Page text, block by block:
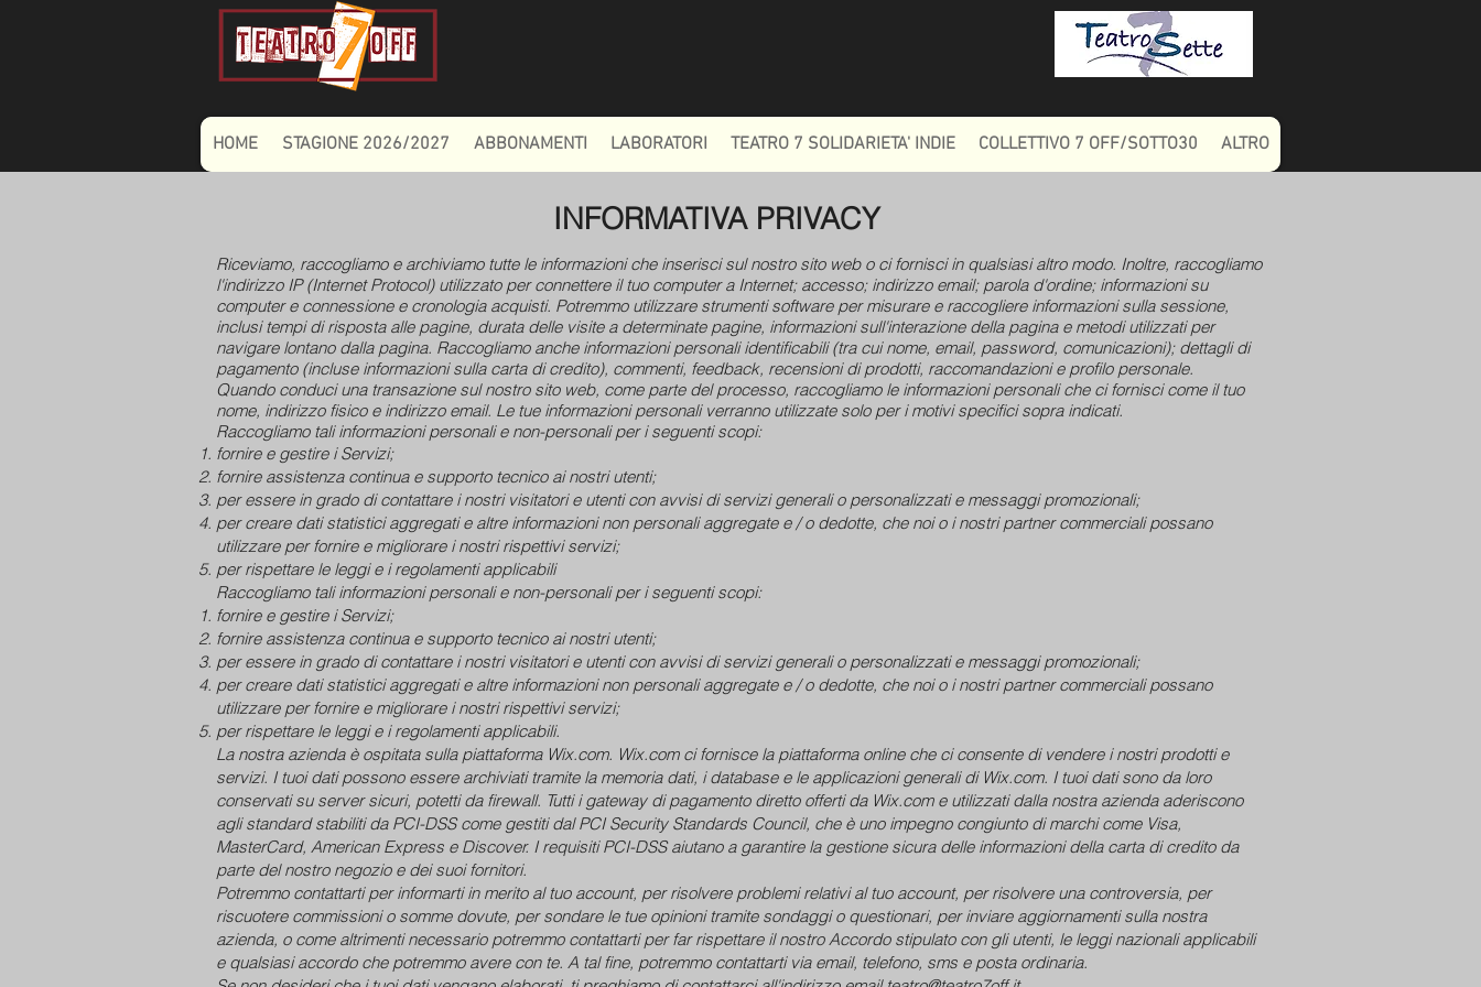
HOME STAGIONE 2026/2027 ABBONAMENTI LABORATORI TEATRO 7 SOLIDARIETA' INDIE COLLETTIVO 7 OFF/SOTTO30 ALTRO
INFORMATIVA PRIVACY
Riceviamo, raccogliamo e archiviamo tutte le informazioni che inserisci sul nostro sito web o ci fornisci in qualsiasi altro modo. Inoltre, raccogliamo
l'indirizzo IP (Internet Protocol) utilizzato per connettere il tuo computer a Internet; accesso; indirizzo email; parola d'ordine; informazioni su
computer e connessione e cronologia acquisti. Potremmo utilizzare strumenti software per misurare e raccogliere informazioni sulla sessione,
inclusi tempi di risposta alle pagine, durata delle visite a determinate pagine, informazioni sull'interazione della pagina e metodi utilizzati per
navigare lontano dalla pagina. Raccogliamo anche informazioni personali identificabili (tra cui nome, email, password, comunicazioni); dettagli di
pagamento (incluse informazioni sulla carta di credito), commenti, feedback, recensioni di prodotti, raccomandazioni e profilo personale.
Quando conduci una transazione sul nostro sito web, come parte del processo, raccogliamo le informazioni personali che ci fornisci come il tuo
nome, indirizzo fisico e indirizzo email. Le tue informazioni personali verranno utilizzate solo per i motivi specifici sopra indicati.
Raccogliamo tali informazioni personali e non-personali per i seguenti scopi:
fornire e gestire i Servizi;
fornire assistenza continua e supporto tecnico ai nostri utenti;
per essere in grado di contattare i nostri visitatori e utenti con avvisi di servizi generali o personalizzati e messaggi promozionali;
per creare dati statistici aggregati e altre informazioni non personali aggregate e / o dedotte, che noi o i nostri partner commerciali possano
utilizzare per fornire e migliorare i nostri rispettivi servizi;
per rispettare le leggi e i regolamenti applicabili
Raccogliamo tali informazioni personali e non-personali per i seguenti scopi:
fornire e gestire i Servizi;
fornire assistenza continua e supporto tecnico ai nostri utenti;
per essere in grado di contattare i nostri visitatori e utenti con avvisi di servizi generali o personalizzati e messaggi promozionali;
per creare dati statistici aggregati e altre informazioni non personali aggregate e / o dedotte, che noi o i nostri partner commerciali possano
utilizzare per fornire e migliorare i nostri rispettivi servizi;
per rispettare le leggi e i regolamenti applicabili.
La nostra azienda è ospitata sulla piattaforma Wix.com. Wix.com ci fornisce la piattaforma online che ci consente di vendere i nostri prodotti e
servizi. I tuoi dati possono essere archiviati tramite la memoria dati, i database e le applicazioni generali di Wix.com. I tuoi dati sono da loro
conservati su server sicuri, potetti da firewall. Tutti i gateway di pagamento diretto offerti da Wix.com e utilizzati dalla nostra azienda aderiscono
agli standard stabiliti da PCI-DSS come gestiti dal PCI Security Standards Council, che è uno impegno congiunto di marchi come Visa,
MasterCard, American Express e Discover. I requisiti PCI-DSS aiutano a garantire la gestione sicura delle informazioni della carta di credito da
parte del nostro negozio e dei suoi fornitori.
Potremmo contattarti per informarti in merito al tuo account, per risolvere problemi relativi al tuo account, per risolvere una controversia, per
riscuotere commissioni o somme dovute, per sondare le tue opinioni tramite sondaggi o questionari, per inviare aggiornamenti sulla nostra
azienda, o come altrimenti necessario potremmo contattarti per far rispettare il nostro Accordo stipulato con gli utenti, le leggi nazionali applicabili
e qualsiasi accordo che potremmo avere con te. A tal fine, potremmo contattarti via email, telefono, sms e posta ordinaria.